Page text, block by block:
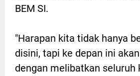
BEM SI.
"Harapan kita tidak hanya
disini, tapi ke depan ini
dengan melibatkan seluruh